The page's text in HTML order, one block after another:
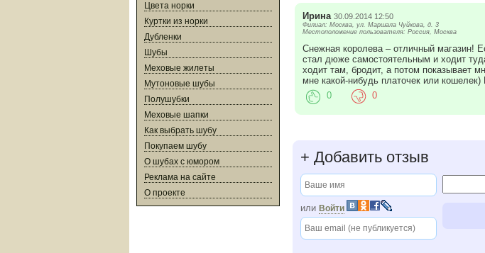
Цвета норки
Куртки из норки
Дубленки
Шубы
Меховые жилеты
Мутоновые шубы
Полушубки
Меховые шапки
Как выбрать шубу
Покупаем шубу
О шубах с юмором
Реклама на сайте
О проекте
Ирина 30.09.2014 12:50
Филиал: Москва, ул. Маршала Чуйкова, д. 3
Местоположение пользователя: Россия, Москва
Снежная королева – отличный магазин!
стал дюже самостоятельным и ходит
ходит там, бродит, а потом показывает
мне какой-нибудь платочек или
0 0
+ Добавить отзыв
или Войти